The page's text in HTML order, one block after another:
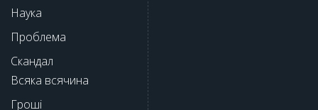
Наука
Проблема
Скандал
Всяка всячина
Гроші